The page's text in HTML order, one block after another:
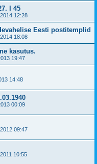
I 45
12:28
Eesti postitemplid
18:08
kasutus.
19:47
14:48
00:09
09:47
10:55